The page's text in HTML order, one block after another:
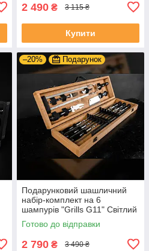
2 490 ₴ 3 115 ₴
Купити
–20% Подарунок
Подарунковий шашличний
набір-комплект на 6
шампурів "Grills G11" Світлий
Готово до відправки
2 790 ₴ 3 490 ₴